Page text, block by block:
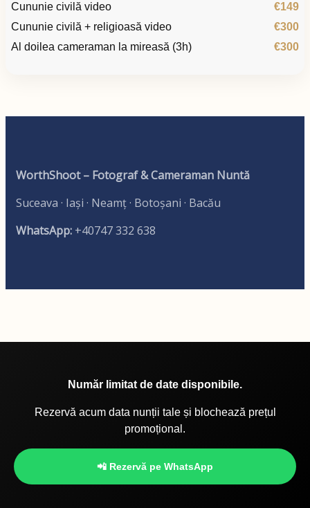
Cununie civilă video
€149
Cununie civilă + religioasă video
€300
Al doilea cameraman la mireasă (3h)
€300
WorthShoot – Fotograf & Cameraman Nuntă
Suceava · Iași · Neamț · Botoșani · Bacău
WhatsApp: +40747 332 638
Număr limitat de date disponibile.
Rezervă acum data nunții tale și blochează prețul
promoțional.
📲 Rezervă pe WhatsApp